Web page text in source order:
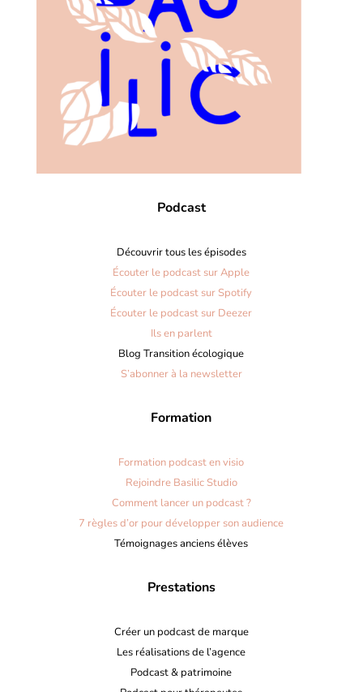
Podcast
Découvrir tous les épisodes
Écouter le podcast sur Apple
Écouter le podcast sur Spotify
Écouter le podcast sur Deezer
Ils en parlent
Blog Transition écologique
S’abonner à la newsletter
Formation
Formation podcast en visio
Rejoindre Basilic Studio
Comment lancer un podcast ?
7 règles d’or pour développer son audience
Témoignages anciens élèves
Prestations
Créer un podcast de marque
Les réalisations de l’agence
Podcast & patrimoine